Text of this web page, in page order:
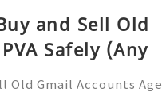
and Sell Old
Safely (Any
Old Gmail Accounts Age